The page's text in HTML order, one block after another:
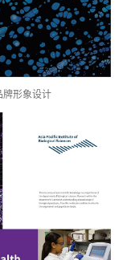
牌形象设计